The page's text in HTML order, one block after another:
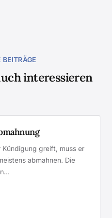
BEITRÄGE
interessieren
greift, muss er
abmahnen. Die